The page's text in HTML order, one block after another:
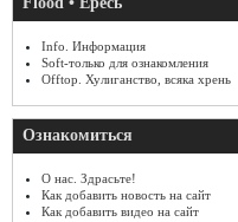
Info. Информация
Soft-только для ознакомления
Offtop. Хулиганство, всяка хрень
Ознакомиться
О нас. Здрасьте!
Как добавить новость на сайт
Как добавить видео на сайт